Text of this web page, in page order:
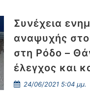
Συνέχεια
αναψυχής
στη Ρόδο –
έλεγχος και
24/06/2021 5:04 μμ.